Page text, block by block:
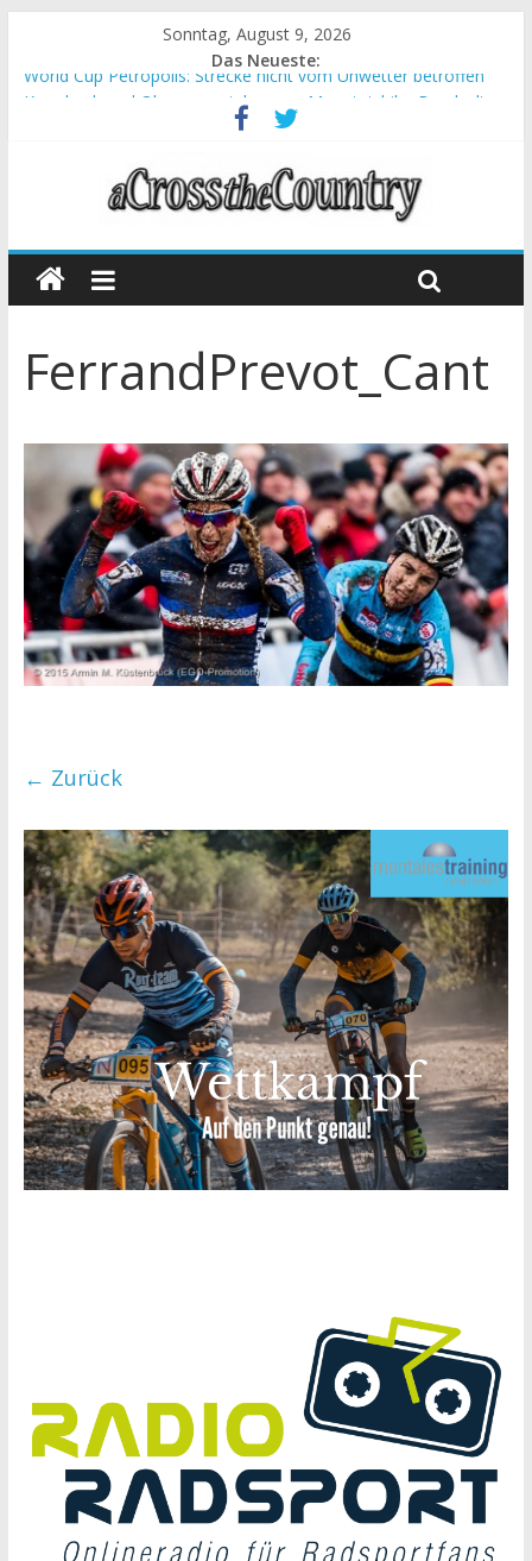
Sonntag, August 9, 2026
Das Neueste:
World Cup Petropolis: Strecke nicht vom Unwetter betroffen
Krumbach und Obergessertshausen: Mountainbike-Bundesliga
Supercup Massi Banyoles: Siege für Carod und Richards
Halbzeit beim Andalucia Bike Race: Weltmeister Seewald führt
Chelva: Schweizer Doppelsieg beim ersten XCO-Rennen der
FerrandPrevot_Cant
← Zurück